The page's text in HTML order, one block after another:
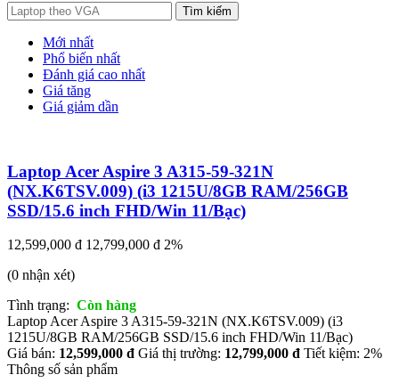
Tìm kiếm
Mới nhất
Phổ biến nhất
Đánh giá cao nhất
Giá tăng
Giá giảm dần
Laptop Acer Aspire 3 A315-59-321N
(NX.K6TSV.009) (i3 1215U/8GB RAM/256GB
SSD/15.6 inch FHD/Win 11/Bạc)
12,599,000 đ 12,799,000 đ 2%
(0 nhận xét)
Tình trạng: Còn hàng
Laptop Acer Aspire 3 A315-59-321N (NX.K6TSV.009) (i3
1215U/8GB RAM/256GB SSD/15.6 inch FHD/Win 11/Bạc)
Giá bán: 12,599,000 đ Giá thị trường: 12,799,000 đ Tiết kiệm: 2%
Thông số sản phẩm